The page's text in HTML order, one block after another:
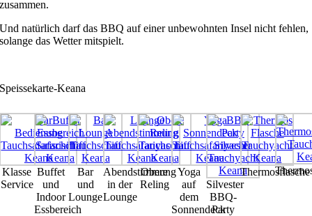
zusammen.
Und natürlich darf das BBQ auf einer unbewohnten Insel nicht fehlen,
solange das Wetter mitspielt.
Speissekarte-Keana
Klasse
Service
Buffet
und
Indoor
Essbereich
Bar
und
Lounge
Abendstimmung
in der
Lounge
Obere
Reling
Yoga
auf
dem
Sonnendeck
Silvester
BBQ-
Party
Thermosflasche